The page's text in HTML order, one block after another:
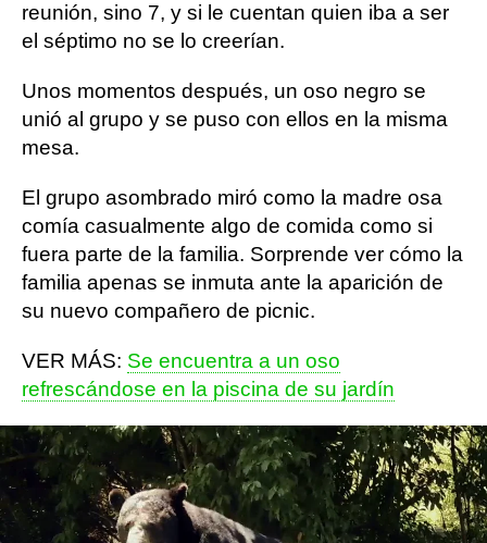
reunión, sino 7, y si le cuentan quien iba a ser
el séptimo no se lo creerían.
Unos momentos después, un oso negro se
unió al grupo y se puso con ellos en la misma
mesa.
El grupo asombrado miró como la madre osa
comía casualmente algo de comida como si
fuera parte de la familia. Sorprende ver cómo la
familia apenas se inmuta ante la aparición de
su nuevo compañero de picnic.
VER MÁS: Se encuentra a un oso
refrescándose en la piscina de su jardín
Más sobre este tema:
oso